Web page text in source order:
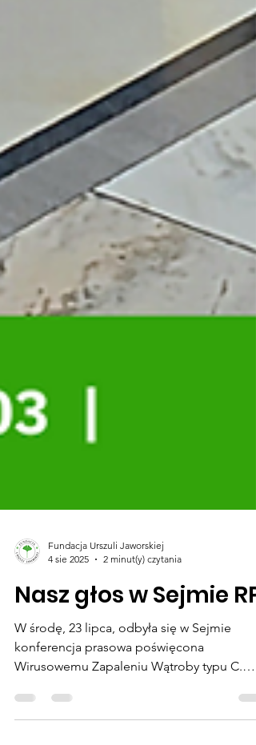
Fundacja Urszuli Jaworskiej
4 sie 2025
2 minut(y) czytania
Nasz głos w Sejmie RP!
W środę, 23 lipca, odbyła się w Sejmie
konferencja prasowa poświęcona